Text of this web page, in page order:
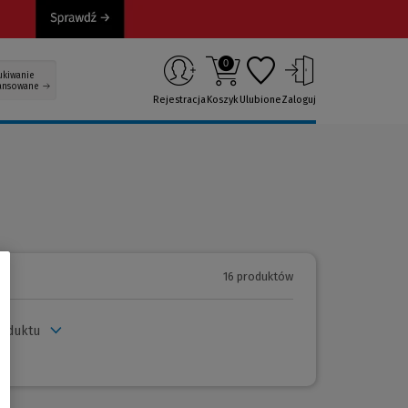
Rejestracja
0
KoszykUlubioneZaloguj
16 produktów